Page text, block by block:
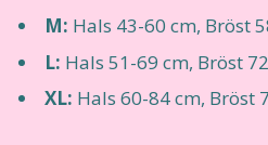
M: Hals 43-60 cm, Bröst
L: Hals 51-69 cm, Bröst
XL: Hals 60-84 cm, Bröst